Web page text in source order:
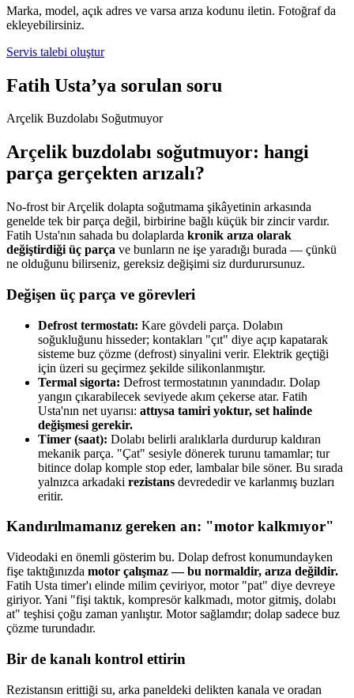
Marka, model, açık adres ve varsa arıza kodunu iletin. Fotoğraf da
ekleyebilirsiniz.
Servis talebi oluştur
Fatih Usta’ya sorulan soru
Arçelik Buzdolabı Soğutmuyor
Arçelik buzdolabı soğutmuyor: hangi
parça gerçekten arızalı?
No-frost bir Arçelik dolapta soğutmama şikâyetinin arkasında
genelde tek bir parça değil, birbirine bağlı küçük bir zincir vardır.
Fatih Usta'nın sahada bu dolaplarda kronik arıza olarak
değiştirdiği üç parça ve bunların ne işe yaradığı burada — çünkü
ne olduğunu bilirseniz, gereksiz değişimi siz durdurursunuz.
Değişen üç parça ve görevleri
Defrost termostatı: Kare gövdeli parça. Dolabın
soğukluğunu hisseder; kontakları "çıt" diye açıp kapatarak
sisteme buz çözme (defrost) sinyalini verir. Elektrik geçtiği
için üzeri su geçirmez şekilde silikonlanmıştır.
Termal sigorta: Defrost termostatının yanındadır. Dolap
yangın çıkarabilecek seviyede akım çekerse atar. Fatih
Usta'nın net uyarısı: attıysa tamiri yoktur, set halinde
değişmesi gerekir.
Timer (saat): Dolabı belirli aralıklarla durdurup kaldıran
mekanik parça. "Çat" sesiyle dönerek turunu tamamlar; tur
bitince dolap komple stop eder, lambalar bile söner. Bu sırada
yalnızca arkadaki rezistans devrededir ve karlanmış buzları
eritir.
Kandırılmamanız gereken an: "motor kalkmıyor"
Videodaki en önemli gösterim bu. Dolap defrost konumundayken
fişe taktığınızda motor çalışmaz — bu normaldir, arıza değildir.
Fatih Usta timer'ı elinde milim çeviriyor, motor "pat" diye devreye
giriyor. Yani "fişi taktık, kompresör kalkmadı, motor gitmiş, dolabı
at" teşhisi çoğu zaman yanlıştır. Motor sağlamdır; dolap sadece buz
çözme turundadır.
Bir de kanalı kontrol ettirin
Rezistansın erittiği su, arka paneldeki delikten kanala ve oradan